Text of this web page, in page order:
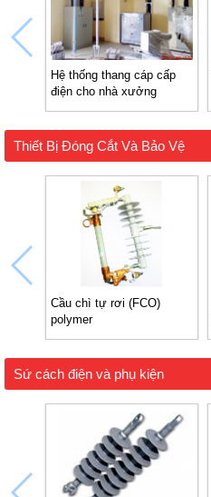
Hệ thống thang cáp cấp
điện cho nhà xưởng
Thiết Bị Đóng Cắt Và Bảo Vệ
Cầu chì tự rơi (FCO)
polymer
Sứ cách điện và phụ kiện